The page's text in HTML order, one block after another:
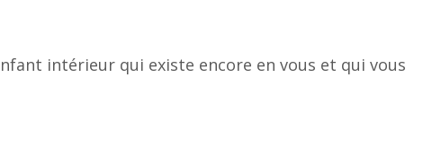
intérieur qui existe encore en vous et qui vous